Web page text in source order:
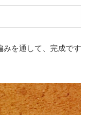
みを通して、完成です